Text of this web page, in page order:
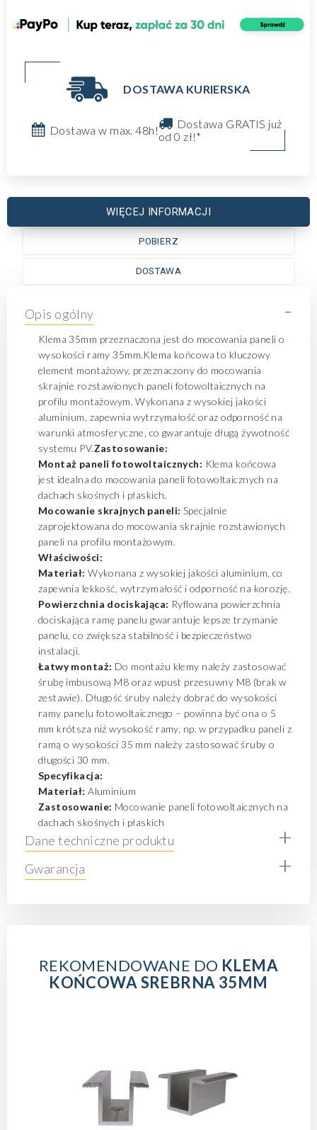
DOSTAWA KURIERSKA
Dostawa w max. 48h!
Dostawa GRATIS już
od 0 zł!*
WIĘCEJ INFORMACJI
POBIERZ
DOSTAWA
Opis ogólny -
Klema 35mm przeznaczona jest do mocowania paneli o
wysokości ramy 35mm.Klema końcowa to kluczowy
element montażowy, przeznaczony do mocowania
skrajnie rozstawionych paneli fotowoltaicznych na
profilu montażowym. Wykonana z wysokiej jakości
aluminium, zapewnia wytrzymałość oraz odporność na
warunki atmosferyczne, co gwarantuje długą żywotność
systemu PV.Zastosowanie:
Montaż paneli fotowoltaicznych: Klema końcowa
jest idealna do mocowania paneli fotowoltaicznych na
dachach skośnych i płaskich.
Mocowanie skrajnych paneli: Specjalnie
zaprojektowana do mocowania skrajnie rozstawionych
paneli na profilu montażowym.
Właściwości:
Materiał: Wykonana z wysokiej jakości aluminium, co
zapewnia lekkość, wytrzymałość i odporność na korozję.
Powierzchnia dociskająca: Ryflowana powierzchnia
dociskająca ramę panelu gwarantuje lepsze trzymanie
panelu, co zwiększa stabilność i bezpieczeństwo
instalacji.
Łatwy montaż: Do montażu klemy należy zastosować
śrubę imbusową M8 oraz wpust przesuwny M8 (brak w
zestawie). Długość śruby należy dobrać do wysokości
ramy panelu fotowoltaicznego – powinna być ona o 5
mm krótsza niż wysokość ramy, np. w przypadku paneli z
ramą o wysokości 35 mm należy zastosować śruby o
długości 30 mm.
Specyfikacja:
Materiał: Aluminium
Zastosowanie: Mocowanie paneli fotowoltaicznych na
dachach skośnych i płaskich
Dane techniczne produktu +
Gwarancja +
REKOMENDOWANE DO KLEMA
KOŃCOWA SREBRNA 35MM